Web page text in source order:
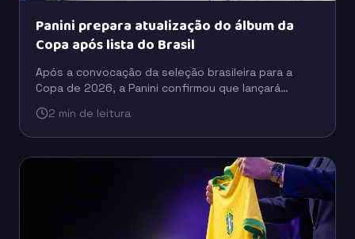
Panini prepara atualização do álbum da
Copa após lista do Brasil
Após a convocação da seleção brasileira para a
Copa de 2026, a Panini confirmou que lançará
fora da versão inicial do álbum.
2 min de leitura